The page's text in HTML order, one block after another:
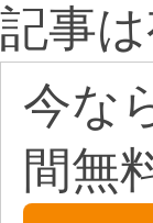
記事
今な
間無